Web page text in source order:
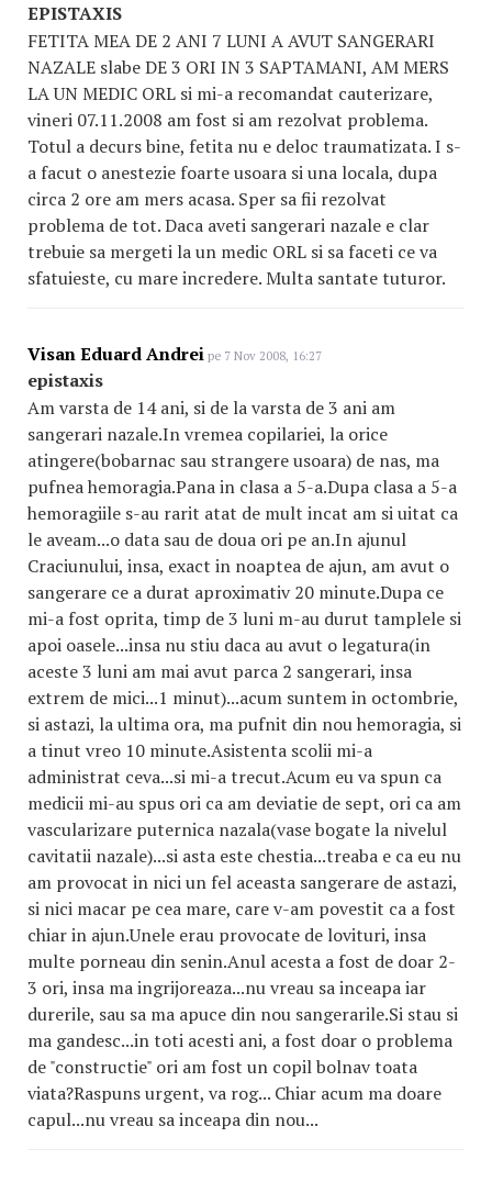
EPISTAXIS
FETITA MEA DE 2 ANI 7 LUNI A AVUT SANGERARI
NAZALE slabe DE 3 ORI IN 3 SAPTAMANI, AM MERS
LA UN MEDIC ORL si mi-a recomandat cauterizare,
vineri 07.11.2008 am fost si am rezolvat problema.
Totul a decurs bine, fetita nu e deloc traumatizata. I s-
a facut o anestezie foarte usoara si una locala, dupa
circa 2 ore am mers acasa. Sper sa fii rezolvat
problema de tot. Daca aveti sangerari nazale e clar
trebuie sa mergeti la un medic ORL si sa faceti ce va
sfatuieste, cu mare incredere. Multa santate tuturor.
Visan Eduard Andrei pe 7 Nov 2008, 16:27
epistaxis
Am varsta de 14 ani, si de la varsta de 3 ani am
sangerari nazale.In vremea copilariei, la orice
atingere(bobarnac sau strangere usoara) de nas, ma
pufnea hemoragia.Pana in clasa a 5-a.Dupa clasa a 5-a
hemoragiile s-au rarit atat de mult incat am si uitat ca
le aveam...o data sau de doua ori pe an.In ajunul
Craciunului, insa, exact in noaptea de ajun, am avut o
sangerare ce a durat aproximativ 20 minute.Dupa ce
mi-a fost oprita, timp de 3 luni m-au durut tamplele si
apoi oasele...insa nu stiu daca au avut o legatura(in
aceste 3 luni am mai avut parca 2 sangerari, insa
extrem de mici...1 minut)...acum suntem in octombrie,
si astazi, la ultima ora, ma pufnit din nou hemoragia, si
a tinut vreo 10 minute.Asistenta scolii mi-a
administrat ceva...si mi-a trecut.Acum eu va spun ca
medicii mi-au spus ori ca am deviatie de sept, ori ca am
vascularizare puternica nazala(vase bogate la nivelul
cavitatii nazale)...si asta este chestia...treaba e ca eu nu
am provocat in nici un fel aceasta sangerare de astazi,
si nici macar pe cea mare, care v-am povestit ca a fost
chiar in ajun.Unele erau provocate de lovituri, insa
multe porneau din senin.Anul acesta a fost de doar 2-
3 ori, insa ma ingrijoreaza...nu vreau sa inceapa iar
durerile, sau sa ma apuce din nou sangerarile.Si stau si
ma gandesc...in toti acesti ani, a fost doar o problema
de "constructie" ori am fost un copil bolnav toata
viata?Raspuns urgent, va rog... Chiar acum ma doare
capul...nu vreau sa inceapa din nou...